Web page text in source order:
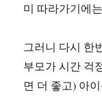
미 따라가기에
그러니 다시 한
부모가 시간 걱
면 더 좋고) 아